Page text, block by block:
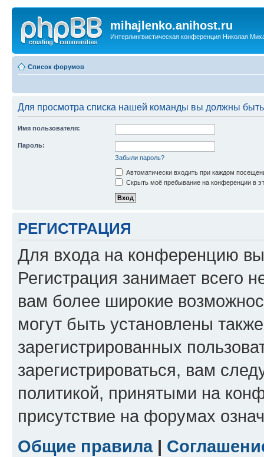
mihajlenko.anihost.ru
Интерлингвистическая конференция Николая
Список форумов
Для просмотра списка нашей команды вы должны
Имя пользователя:
Пароль:
Забыли пароль?
Автоматически входить при каждом
Скрыть моё пребывание на конференции в
РЕГИСТРАЦИЯ
Для входа на конференцию
Регистрация занимает всего
вам более широкие
могут быть установлены
зарегистрированных
зарегистрироваться, вам
политикой, принятыми на
присутствие на форумах
Общие правила|